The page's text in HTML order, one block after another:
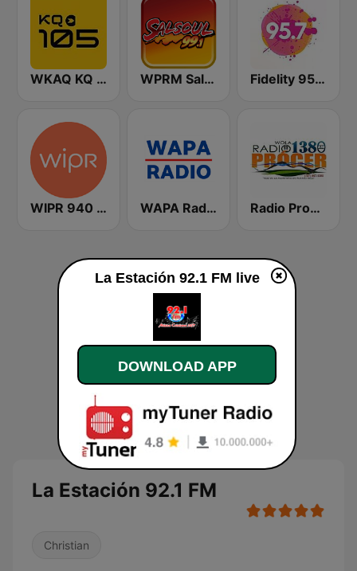
WKAQ KQ 105 WPRM Salsoul 99.1 FM Fidelity 95.7 FM
WIPR 940 AM WAPA Radio Radio Procer 1380 AM
La Estación 92.1 FM
Christian
La Estación 92.1 FM live
DOWNLOAD APP